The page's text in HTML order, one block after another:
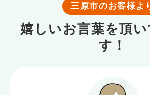
三原市のお客様よ
嬉しいお言葉を頂い
す！